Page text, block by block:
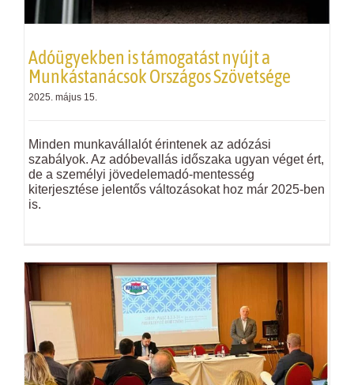
Adóügyekben is támogatást nyújt a
Munkástanácsok Országos Szövetsége
2025. május 15.
Minden munkavállalót érintenek az adózási
szabályok. Az adóbevallás időszaka ugyan véget ért,
de a személyi jövedelemadó-mentesség
kiterjesztése jelentős változásokat hoz már 2025-ben
is.